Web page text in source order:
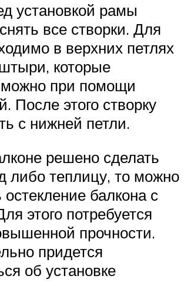
установкой рамы
все створки. Для
в верхних петлях
которые
при помощи
После этого створку
с нижней петли.
решено сделать
либо теплицу, то можно
балкона с
этого потребуется
прочности.
придется
об установке